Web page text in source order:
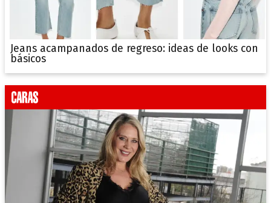
Jeans acampanados de regreso: ideas de looks con
básicos